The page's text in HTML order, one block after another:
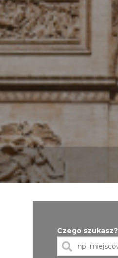
Czego szukasz?